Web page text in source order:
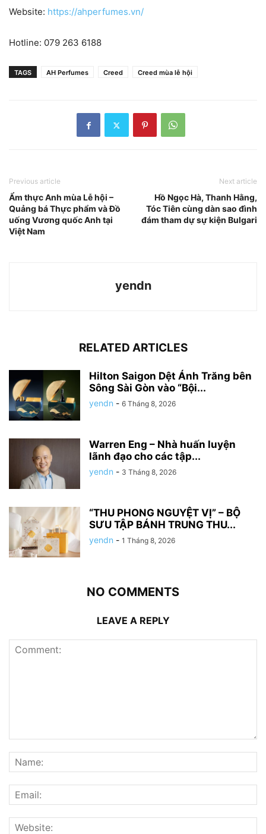
Website: https://ahperfumes.vn/
Hotline: 079 263 6188
TAGS AH Perfumes Creed Creed mùa lễ hội
Previous article
Ẩm thực Anh mùa Lễ hội –
Quảng bá Thực phẩm và Đồ
uống Vương quốc Anh tại
Việt Nam
Next article
Hồ Ngọc Hà, Thanh Hằng,
Tóc Tiên cùng dàn sao đình
đám tham dự sự kiện Bulgari
yendn
RELATED ARTICLES
Hilton Saigon Dệt Ánh Trăng bên
Sông Sài Gòn vào “Bội...
yendn - 6 Tháng 8, 2026
Warren Eng – Nhà huấn luyện
lãnh đạo cho các tập...
yendn - 3 Tháng 8, 2026
“THU PHONG NGUYỆT VỊ” – BỘ
SƯU TẬP BÁNH TRUNG THU...
yendn - 1 Tháng 8, 2026
NO COMMENTS
LEAVE A REPLY